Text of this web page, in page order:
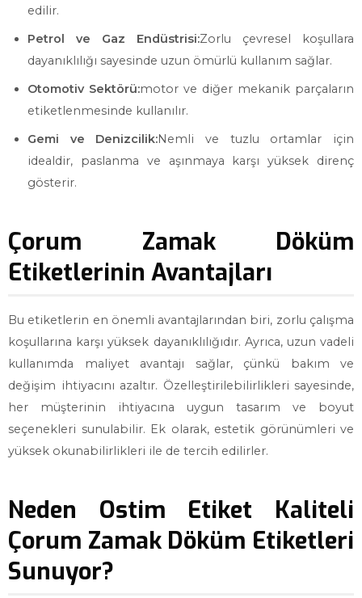
edilir.
Petrol ve Gaz Endüstrisi:Zorlu çevresel koşullara
dayanıklılığı sayesinde uzun ömürlü kullanım sağlar.
Otomotiv Sektörü:motor ve diğer mekanik parçaların
etiketlenmesinde kullanılır.
Gemi ve Denizcilik:Nemli ve tuzlu ortamlar için
idealdir, paslanma ve aşınmaya karşı yüksek direnç
gösterir.
Çorum Zamak Döküm
Etiketlerinin Avantajları
Bu etiketlerin en önemli avantajlarından biri, zorlu çalışma
koşullarına karşı yüksek dayanıklılığıdır. Ayrıca, uzun vadeli
kullanımda maliyet avantajı sağlar, çünkü bakım ve
değişim ihtiyacını azaltır. Özelleştirilebilirlikleri sayesinde,
her müşterinin ihtiyacına uygun tasarım ve boyut
seçenekleri sunulabilir. Ek olarak, estetik görünümleri ve
yüksek okunabilirlikleri ile de tercih edilirler.
Neden Ostim Etiket Kaliteli
Çorum Zamak Döküm Etiketleri
Sunuyor?